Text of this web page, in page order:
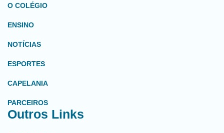
O COLÉGIO
ENSINO
NOTÍCIAS
ESPORTES
CAPELANIA
PARCEIROS
Outros Links